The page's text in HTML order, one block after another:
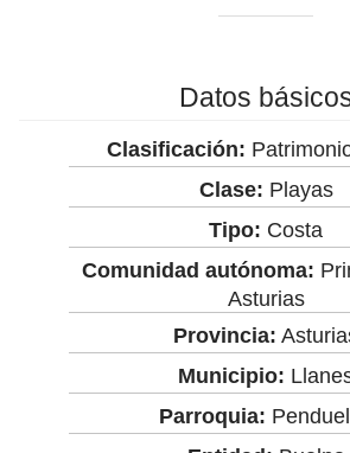
Datos
Clasificación:
Clase: Playas
Tipo: Costa
Comunidad autónoma:
Asturias
Provincia:
Municipio:
Parroquia: